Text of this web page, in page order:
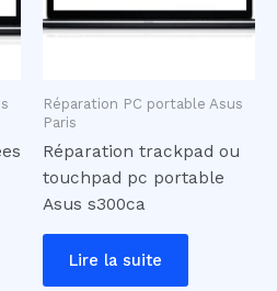
Réparation PC portable Asus
Paris
Réparation trackpad ou
touchpad pc portable
Asus s300ca
Lire la suite